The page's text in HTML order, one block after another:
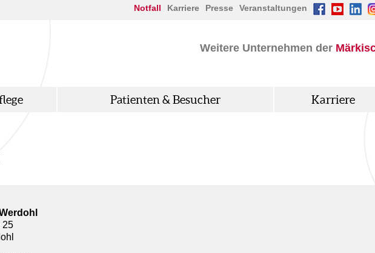
Notfall Karriere Presse Veranstaltungen
Weitere Unternehmen der
Patienten & Besucher Karriere
25